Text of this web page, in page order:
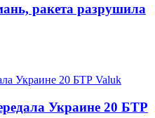
ракета разрушила
Украине 20 БТР